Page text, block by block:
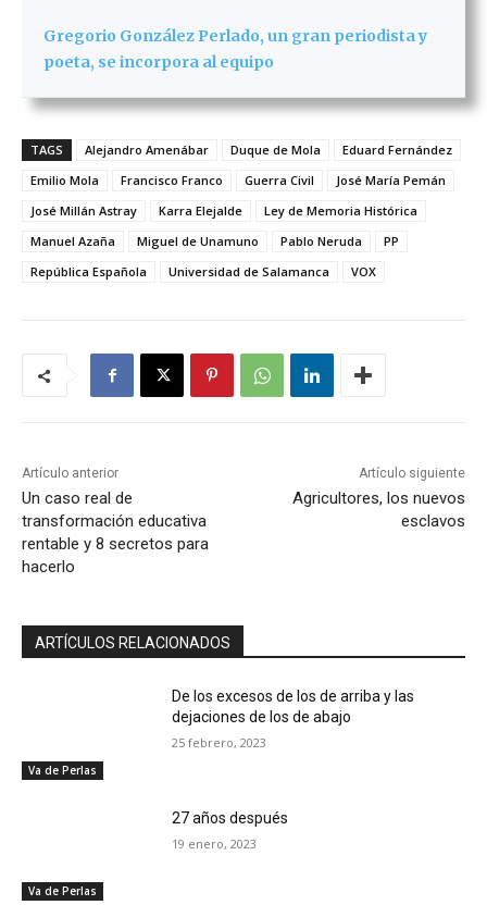
Gregorio González Perlado, un gran periodista y
poeta, se incorpora al equipo
TAGS Alejandro Amenábar Duque de Mola
Eduard Fernández
Emilio Mola
Francisco Franco Guerra Civil
José María Pemán
José Millán Astray
Karra Elejalde
Ley de Memoria Histórica
Manuel Azaña
Miguel de Unamuno Pablo Neruda
PP
República Española
Universidad de Salamanca VOX
Artículo anterior
Un caso real de
transformación educativa
rentable y 8 secretos para
hacerlo
Artículo siguiente
Agricultores, los nuevos
esclavos
ARTÍCULOS RELACIONADOS
Va de Perlas
De los excesos de los de arriba y las
dejaciones de los de abajo
25 febrero, 2023
Va de Perlas
27 años después
19 enero, 2023